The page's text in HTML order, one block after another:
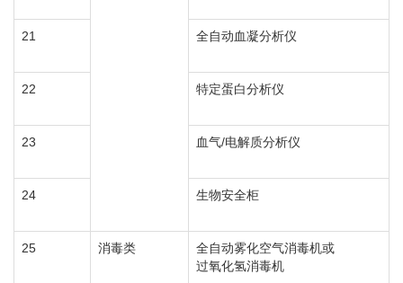
21 全自动血凝分析仪
22 特定蛋白分析仪
23 血气/电解质分析仪
24 生物安全柜
25 消毒类
全自动雾化空气消毒机或
过氧化氢消毒机